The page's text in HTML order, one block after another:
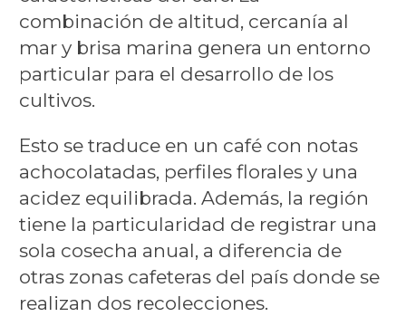
combinación de altitud, cercanía al
mar y brisa marina genera un entorno
particular para el desarrollo de los
cultivos.
Esto se traduce en un café con notas
achocolatadas, perfiles florales y una
acidez equilibrada. Además, la región
tiene la particularidad de registrar una
sola cosecha anual, a diferencia de
otras zonas cafeteras del país donde se
realizan dos recolecciones.